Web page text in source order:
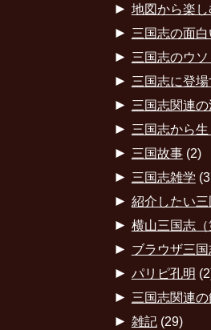
► 地図から楽
► 三国志の面
► 三国志のウソ
► 三国志に登
► 三国志関連
► 三国志から
► 三国故事(2)
► 三国志雑学
► 紹介したい
► 横山三国志（
► ブラウザ三国
► パリピ孔明
► 三国志関連
► 雑記(29)